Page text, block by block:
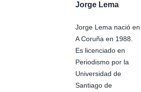
Jorge Lema
Jorge Lema nació en
A Coruña en 1988.
Es licenciado en
Periodismo por la
Universidad de
Santiago de